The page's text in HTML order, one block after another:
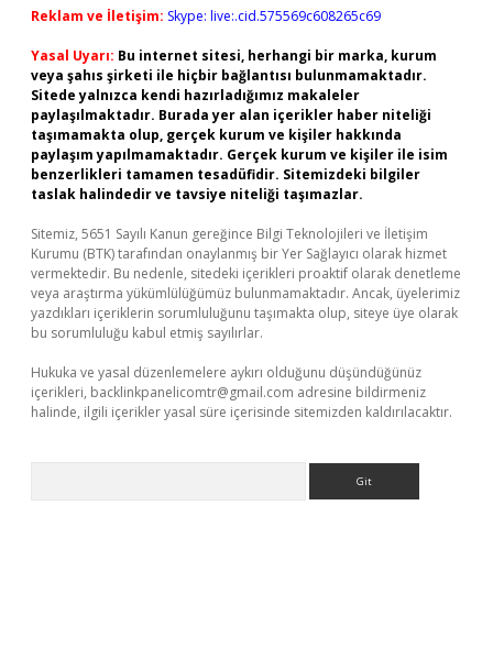
Reklam ve İletişim: Skype: live:.cid.575569c608265c69
Yasal Uyarı: Bu internet sitesi, herhangi bir marka, kurum
veya şahıs şirketi ile hiçbir bağlantısı bulunmamaktadır.
Sitede yalnızca kendi hazırladığımız makaleler
paylaşılmaktadır. Burada yer alan içerikler haber niteliği
taşımamakta olup, gerçek kurum ve kişiler hakkında
paylaşım yapılmamaktadır. Gerçek kurum ve kişiler ile isim
benzerlikleri tamamen tesadüfidir. Sitemizdeki bilgiler
taslak halindedir ve tavsiye niteliği taşımazlar.
Sitemiz, 5651 Sayılı Kanun gereğince Bilgi Teknolojileri ve İletişim
Kurumu (BTK) tarafından onaylanmış bir Yer Sağlayıcı olarak hizmet
vermektedir. Bu nedenle, sitedeki içerikleri proaktif olarak denetleme
veya araştırma yükümlülüğümüz bulunmamaktadır. Ancak, üyelerimiz
yazdıkları içeriklerin sorumluluğunu taşımakta olup, siteye üye olarak
bu sorumluluğu kabul etmiş sayılırlar.
Hukuka ve yasal düzenlemelere aykırı olduğunu düşündüğünüz
içerikleri, backlinkpanelicomtr@gmail.com adresine bildirmeniz
halinde, ilgili içerikler yasal süre içerisinde sitemizden kaldırılacaktır.